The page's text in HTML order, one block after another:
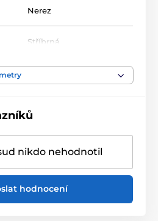
Nerez
Stříbrná
nikdo nehodnotil
hodnocení